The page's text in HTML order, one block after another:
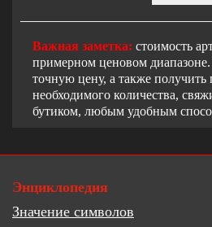
Важная заметка: стоимость
примерном ценовом
точную цену, а также получить
необходимого количества,
бутиком, любым удобным
Энциклопедия
Значение символов